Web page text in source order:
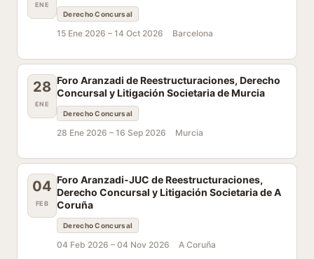
ENE
Derecho Concursal
15 Ene 2026 – 14 Oct 2026 Barcelona
28
ENE
Foro Aranzadi de Reestructuraciones, Derecho
Concursal y Litigación Societaria de Murcia
Derecho Concursal
28 Ene 2026 – 16 Sep 2026 Murcia
04
FEB
Foro Aranzadi-JUC de Reestructuraciones,
Derecho Concursal y Litigación Societaria de A
Coruña
Derecho Concursal
04 Feb 2026 – 04 Nov 2026 A Coruña